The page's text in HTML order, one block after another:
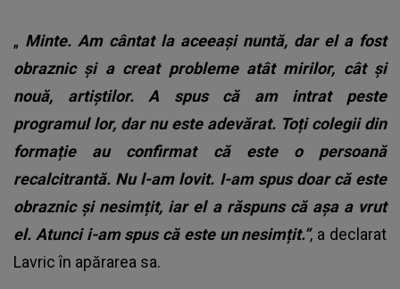
„ Minte. Am cântat la aceeași nuntă, dar el a fost
obraznic și a creat probleme atât mirilor, cât și
nouă, artiștilor. A spus că am intrat peste
programul lor, dar nu este adevărat. Toți colegii din
formație au confirmat că este o persoană
recalcitrantă. Nu l-am lovit. I-am spus doar că este
obraznic și nesimțit, iar el a răspuns că așa a vrut
el. Atunci i-am spus că este un nesimțit.”, a declarat
Lavric în apărarea sa.